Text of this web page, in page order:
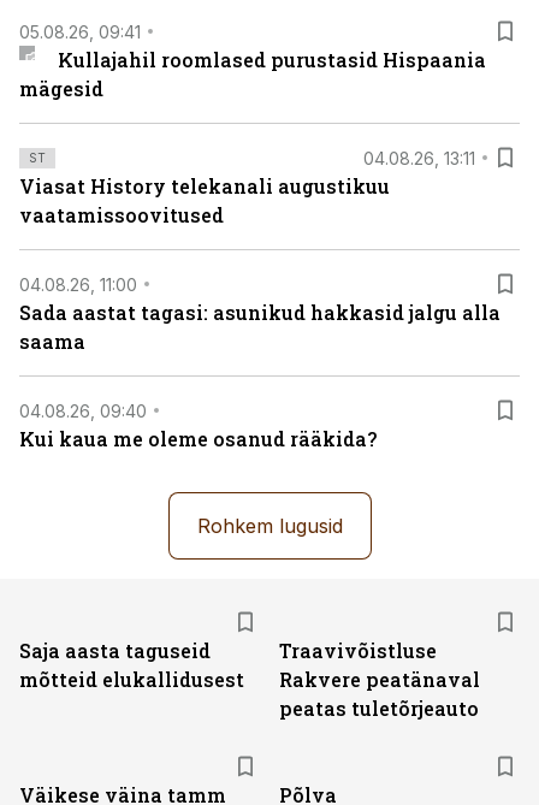
05.08.26, 09:41
Kullajahil roomlased purustasid Hispaania
mägesid
ST 04.08.26, 13:11
Viasat History telekanali augustikuu
vaatamissoovitused
04.08.26, 11:00
Sada aastat tagasi: asunikud hakkasid jalgu alla
saama
04.08.26, 09:40
Kui kaua me oleme osanud rääkida?
Rohkem lugusid
Saja aasta taguseid
mõtteid elukallidusest
Traavivõistluse
Rakvere peatänaval
peatas tuletõrjeauto
Väikese väina tamm Põlva